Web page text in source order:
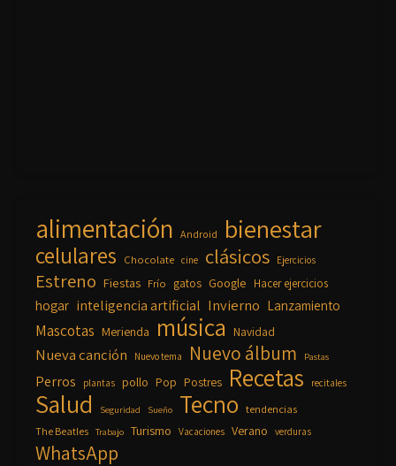
alimentación Android bienestar
celulares Chocolate cine clásicos Ejercicios
Estreno Fiestas Frío gatos Google Hacer ejercicios
hogar inteligencia artificial Invierno Lanzamiento
Mascotas Merienda música Navidad
Nueva canción Nuevo tema Nuevo álbum Pastas
Perros plantas pollo Pop Postres Recetas recitales
Salud Seguridad Sueño Tecno tendencias
The Beatles Trabajo Turismo Vacaciones Verano verduras
WhatsApp